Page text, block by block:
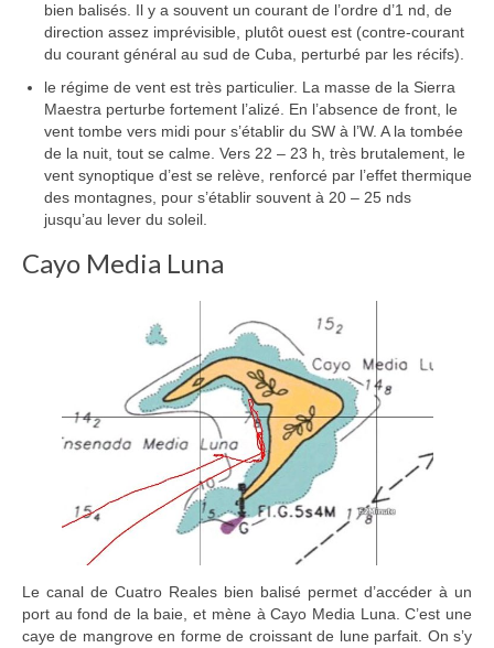
bien balisés. Il y a souvent un courant de l’ordre d’1 nd, de
direction assez imprévisible, plutôt ouest est (contre-courant
du courant général au sud de Cuba, perturbé par les récifs).
le régime de vent est très particulier. La masse de la Sierra
Maestra perturbe fortement l’alizé. En l’absence de front, le
vent tombe vers midi pour s’établir du SW à l’W. A la tombée
de la nuit, tout se calme. Vers 22 – 23 h, très brutalement, le
vent synoptique d’est se relève, renforcé par l’effet thermique
des montagnes, pour s’établir souvent à 20 – 25 nds
jusqu’au lever du soleil.
Cayo Media Luna
Le canal de Cuatro Reales bien balisé permet d’accéder à un
port au fond de la baie, et mène à Cayo Media Luna. C’est une
caye de mangrove en forme de croissant de lune parfait. On s’y